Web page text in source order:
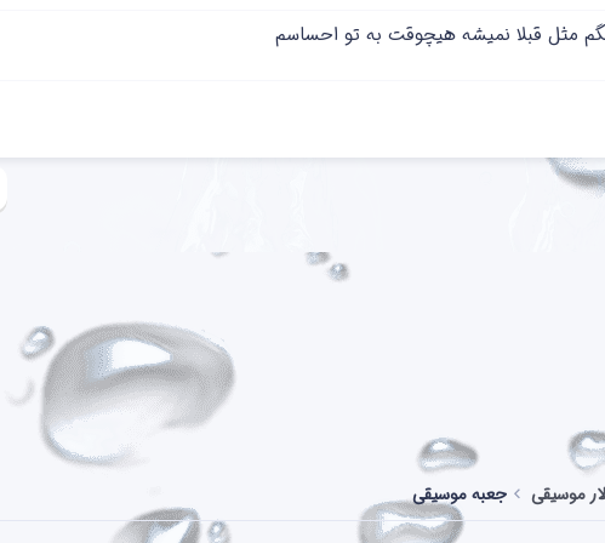
مثل قبلا نمیشه هیچوقت به تو‌ احساسم
موسیقی جعبه موسیقی